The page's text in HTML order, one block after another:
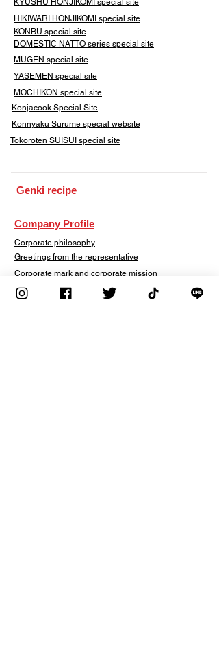
KYUSHU HONJIKOMI special site
HIKIWARI HONJIKOMI special site
KONBU special site
DOMESTIC NATTO series special site
MUGEN special site
YASEMEN special site
​MOCHIKON special site
Konjacook Special Site
Konnyaku Surume special website
​Tokoroten SUISUI special site
​ Genki recipe
Company Profile
Corporate philosophy
Greetings from the representative
Corporate mark and corporate mission
Company Profile